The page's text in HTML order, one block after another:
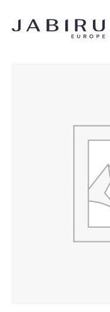
Accueil Non classé